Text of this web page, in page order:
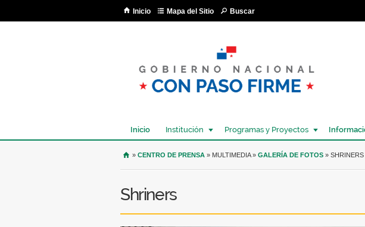
Inicio Mapa del Sitio Buscar
Inicio Institución Programas y Proyectos
USTED SE ENCUENTRA AQUÍ
» CENTRO DE PRENSA » MULTIMEDIA » GALERÍA DE FOTOS » SHRINERS
Shriners